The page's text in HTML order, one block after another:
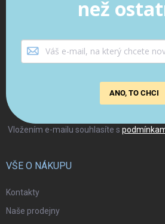
Vložením e-mailu souhlasíte s
než
ANO, TO CHCI
VŠE O NÁKUPU
Kontakty
Naše prodejny